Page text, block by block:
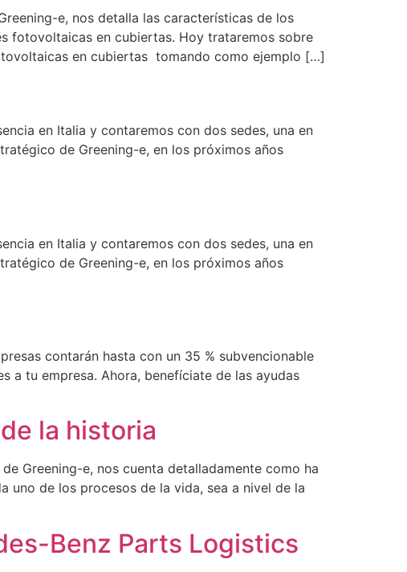
e, nos detalla las características de los
fotovoltaicas en cubiertas. Hoy trataremos sobre
en cubiertas tomando como ejemplo […]
en Italia y contaremos con dos sedes, una en
de Greening-e, en los próximos años
en Italia y contaremos con dos sedes, una en
de Greening-e, en los próximos años
contarán hasta con un 35 % subvencionable
a tu empresa. Ahora, benefíciate de las ayudas
la historia
Greening-e, nos cuenta detalladamente como ha
uno de los procesos de la vida, sea a nivel de la
Benz Parts Logistics